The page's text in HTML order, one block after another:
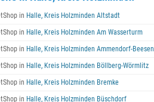
in Halle, Kreis Holzminden Altstadt
in Halle, Kreis Holzminden Am Wasserturm
in Halle, Kreis Holzminden Ammendorf-Beesen
in Halle, Kreis Holzminden Böllberg-Wörmlitz
in Halle, Kreis Holzminden Bremke
in Halle, Kreis Holzminden Büschdorf